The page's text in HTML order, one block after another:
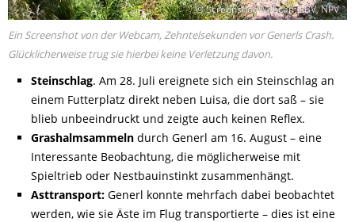
© Screenshot Webcam LBV, NPV
Ein Screenshot von der Webcam, Zehntelsekunden vor Generls Crash.
Glücklicherweise trug sie hierbei keine Verletzung davon.
Steinschlag. Am 28. Juli ereignete sich ein Steinschlag an
einem Futterplatz direkt neben Luisa, die dort saß – sie
blieb unbeeindruckt und zeigte auch keinen Reflex.
Grashalmsammelndurch Generl am 16. August – eine
Interessante Beobachtung, die möglicherweise mit
Spieltrieb oder Nestbauinstinkt zusammenhängt.
Asttransport: Generl konnte mehrfach dabei beobachtet
werden, wie sie Äste im Flug transportierte – dies ist eine